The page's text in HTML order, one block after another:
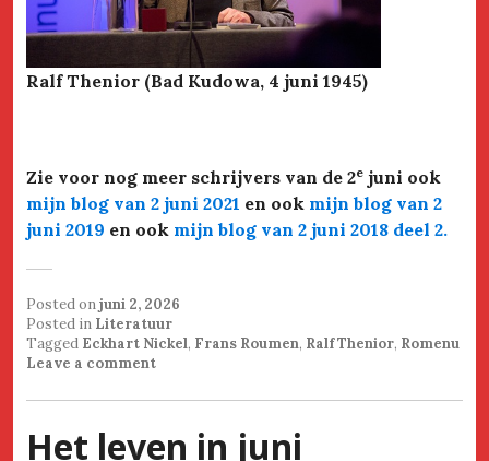
Ralf Thenior (Bad Kudowa, 4 juni 1945)
Zie voor nog meer schrijvers van de 2e juni ook
mijn blog van 2 juni 2021 en ook mijn blog van 2
juni 2019 en ook mijn blog van 2 juni 2018 deel 2.
Posted onjuni 2, 2026
Posted in Literatuur
Tagged Eckhart Nickel, Frans Roumen, Ralf Thenior, Romenu
Leave a comment
Het leven in juni